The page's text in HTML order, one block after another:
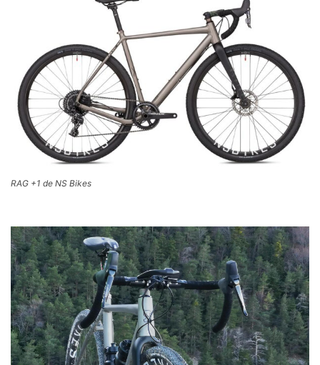
RAG +1 de NS Bikes